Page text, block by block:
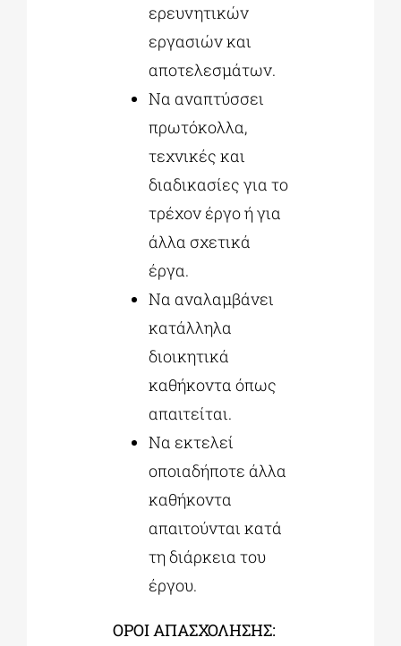
ερευνητικών
εργασιών και
αποτελεσμάτων.
Να αναπτύσσει
πρωτόκολλα,
τεχνικές και
διαδικασίες για το
τρέχον έργο ή για
άλλα σχετικά
έργα.
Να αναλαμβάνει
κατάλληλα
διοικητικά
καθήκοντα όπως
απαιτείται.
Να εκτελεί
οποιαδήποτε άλλα
καθήκοντα
απαιτούνται κατά
τη διάρκεια του
έργου.
ΟΡΟΙ ΑΠΑΣΧΟΛΗΣΗΣ: